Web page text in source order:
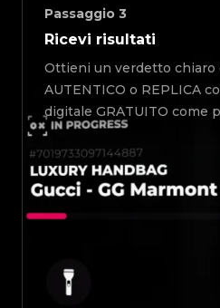
Passaggio 3
Ricevi risultati
Ottieni un verdetto chiaro
AUTENTICO o REPLICA
digitale GRATUITO come